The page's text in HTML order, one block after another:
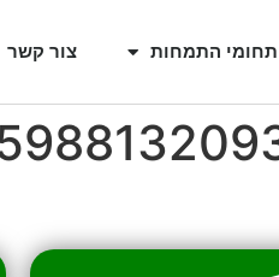
תחומי התמחות צור קשר